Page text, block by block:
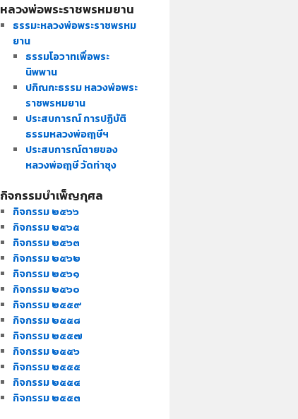
หลวงพ่อพระราชพรหมยาน
ธรรมะหลวงพ่อพระราชพรหม
ยาน
ธรรมโอวาทเพื่อพระ
นิพพาน
ปกิณกะธรรม หลวงพ่อพระ
ราชพรหมยาน
ประสบการณ์ การปฏิบัติ
ธรรมหลวงพ่อฤๅษีฯ
ประสบการณ์ตายของ
หลวงพ่อฤๅษี วัดท่าซุง
กิจกรรมบำเพ็ญกุศล
กิจกรรม ๒๕๖๖
กิจกรรม ๒๕๖๕
กิจกรรม ๒๕๖๓
กิจกรรม ๒๕๖๒
กิจกรรม ๒๕๖๑
กิจกรรม ๒๕๖๐
กิจกรรม ๒๕๕๙
กิจกรรม ๒๕๕๘
กิจกรรม ๒๕๕๗
กิจกรรม ๒๕๕๖
กิจกรรม ๒๕๕๕
กิจกรรม ๒๕๕๔
กิจกรรม ๒๕๕๓